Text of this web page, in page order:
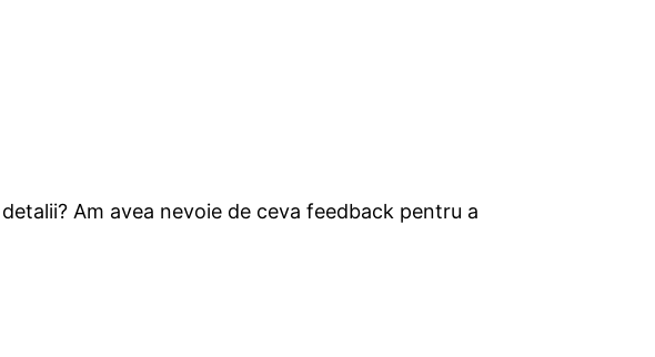
Am avea nevoie de ceva feedback pentru a